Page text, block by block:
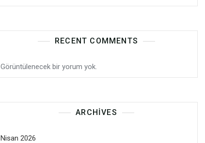
RECENT COMMENTS
Görüntülenecek bir yorum yok.
ARCHIVES
Nisan 2026